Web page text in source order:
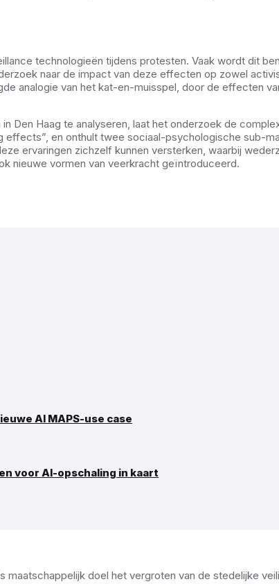
technologieën tijdens protesten. Vaak wordt dit
naar de impact van deze effecten op zowel
analogie van het kat-en-muisspel, door de effecten
Den Haag te analyseren, laat het onderzoek de
en onthult twee sociaal-psychologische sub-
ervaringen zichzelf kunnen versterken, waarbij
nieuwe vormen van veerkracht geïntroduceerd.
AI MAPS-use case
voor AI-opschaling in kaart
doel het vergroten van de stedelijke